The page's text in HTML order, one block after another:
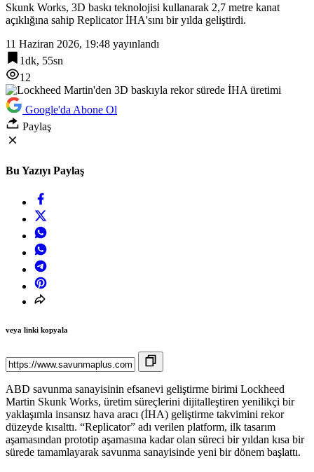
Skunk Works, 3D baskı teknolojisi kullanarak 2,7 metre kanat
açıklığına sahip Replicator İHA'sını bir yılda geliştirdi.
11 Haziran 2026, 19:48 yayınlandı
1dk, 55sn
12
Google'da Abone Ol
Paylaş
Bu Yazıyı Paylaş
veya linki kopyala
ABD savunma sanayisinin efsanevi geliştirme birimi Lockheed
Martin Skunk Works, üretim süreçlerini dijitalleştiren yenilikçi bir
yaklaşımla insansız hava aracı (İHA) geliştirme takvimini rekor
düzeyde kısalttı. “Replicator” adı verilen platform, ilk tasarım
aşamasından prototip aşamasına kadar olan süreci bir yıldan kısa bir
sürede tamamlayarak savunma sanayisinde yeni bir dönem başlattı.